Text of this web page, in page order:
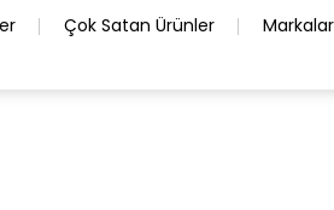
Çok Satan Ürünler Markalar